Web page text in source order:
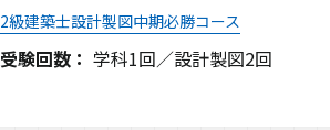
2級建築士設計製図中期必勝コース
受験回数： 学科1回／設計製図2回